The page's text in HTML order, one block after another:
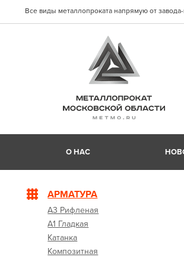
Все виды металлопроката напрямую от завода-
О НАС
АРМАТУРА
А3 Рифленая
А1 Гладкая
Катанка
Композитная